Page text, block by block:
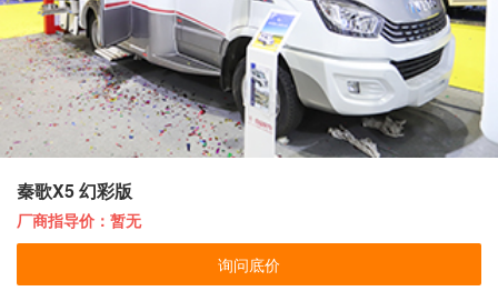
秦歌X5 幻彩版
厂商指导价：暂无
询问底价